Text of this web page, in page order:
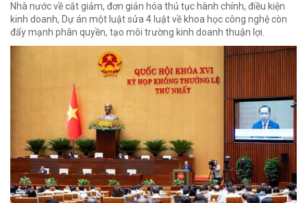
Nhà nước về cắt giảm, đơn giản hóa thủ tục hành chính, điều kiện
kinh doanh, Dự án một luật sửa 4 luật về khoa học công nghệ còn
đẩy mạnh phân quyền, tạo môi trường kinh doanh thuận lợi.